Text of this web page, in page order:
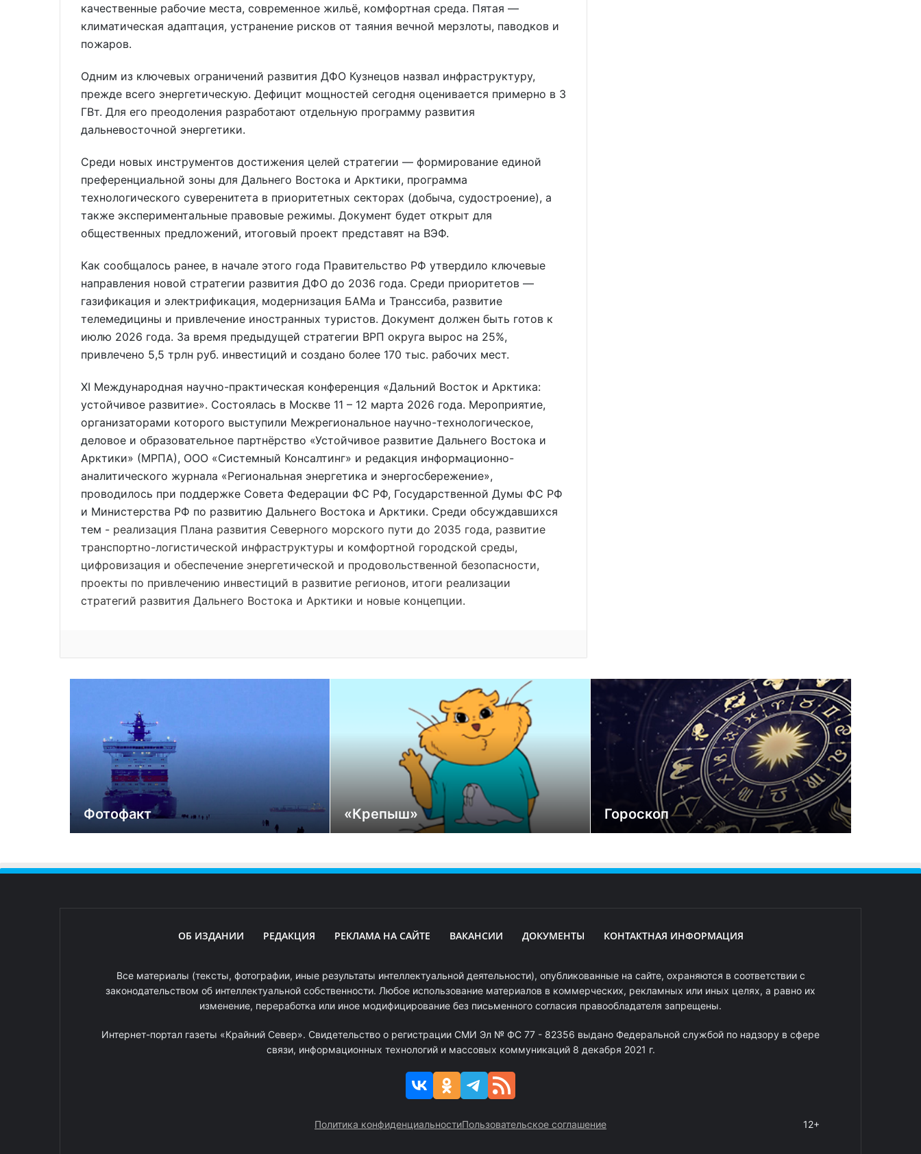
качественные рабочие места, современное жильё, комфортная среда. Пятая —
климатическая адаптация, устранение рисков от таяния вечной мерзлоты, паводков и
пожаров.
Одним из ключевых ограничений развития ДФО Кузнецов назвал инфраструктуру,
прежде всего энергетическую. Дефицит мощностей сегодня оценивается примерно в 3
ГВт. Для его преодоления разработают отдельную программу развития
дальневосточной энергетики.
Среди новых инструментов достижения целей стратегии — формирование единой
преференциальной зоны для Дальнего Востока и Арктики, программа
технологического суверенитета в приоритетных секторах (добыча, судостроение), а
также экспериментальные правовые режимы. Документ будет открыт для
общественных предложений, итоговый проект представят на ВЭФ.
Как сообщалось ранее, в начале этого года Правительство РФ утвердило ключевые
направления новой стратегии развития ДФО до 2036 года. Среди приоритетов —
газификация и электрификация, модернизация БАМа и Транссиба, развитие
телемедицины и привлечение иностранных туристов. Документ должен быть готов к
июлю 2026 года. За время предыдущей стратегии ВРП округа вырос на 25%,
привлечено 5,5 трлн руб. инвестиций и создано более 170 тыс. рабочих мест.
XI Международная научно-практическая конференция «Дальний Восток и Арктика:
устойчивое развитие». Состоялась в Москве 11 – 12 марта 2026 года. Мероприятие,
организаторами которого выступили Межрегиональное научно-технологическое,
деловое и образовательное партнёрство «Устойчивое развитие Дальнего Востока и
Арктики» (МРПА), ООО «Системный Консалтинг» и редакция информационно-
аналитического журнала «Региональная энергетика и энергосбережение»,
проводилось при поддержке Совета Федерации ФС РФ, Государственной Думы ФС РФ
и Министерства РФ по развитию Дальнего Востока и Арктики. Среди обсуждавшихся
тем - реализация Плана развития Северного морского пути до 2035 года, развитие
транспортно-логистической инфраструктуры и комфортной городской среды,
цифровизация и обеспечение энергетической и продовольственной безопасности,
проекты по привлечению инвестиций в развитие регионов, итоги реализации
стратегий развития Дальнего Востока и Арктики и новые концепции.
Фотофакт «Крепыш» Гороскоп
ОБ ИЗДАНИИ РЕДАКЦИЯ РЕКЛАМА НА САЙТЕ ВАКАНСИИ ДОКУМЕНТЫ КОНТАКТНАЯ ИНФОРМАЦИЯ
Все материалы (тексты, фотографии, иные результаты интеллектуальной деятельности), опубликованные на сайте, охраняются в соответствии с
законодательством об интеллектуальной собственности. Любое использование материалов в коммерческих, рекламных или иных целях, а равно их
изменение, переработка или иное модифицирование без письменного согласия правообладателя запрещены.
Интернет-портал газеты «Крайний Север». Свидетельство о регистрации СМИ Эл № ФС 77 - 82356 выдано Федеральной службой по надзору в сфере
связи, информационных технологий и массовых коммуникаций 8 декабря 2021 г.
Политика конфиденциальностиПользовательское соглашение 12+